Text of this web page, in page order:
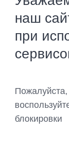
наш
при
блокировки